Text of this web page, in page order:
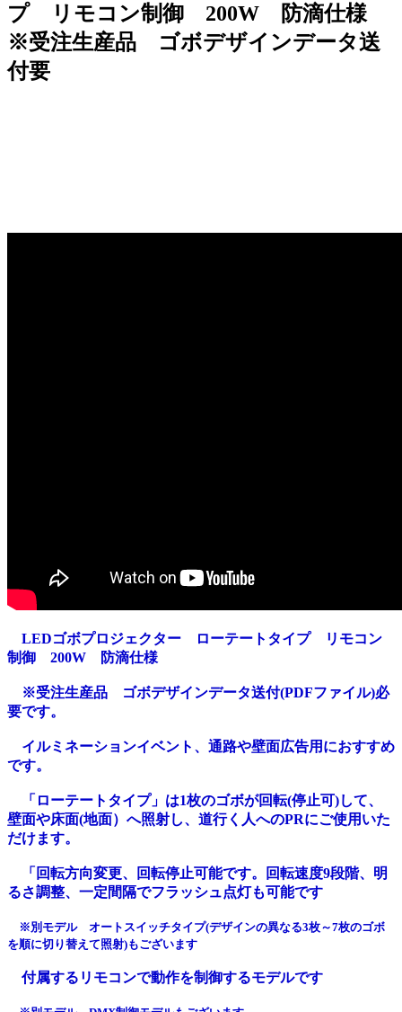
プ リモコン制御 200W 防滴仕様
※受注生産品 ゴボデザインデータ送
付要
LEDゴボプロジェクター ローテートタイプ リモコン
制御 200W 防滴仕様
※受注生産品 ゴボデザインデータ送付(PDFファイル)必
要です。
イルミネーションイベント、通路や壁面広告用におすすめ
です。
「ローテートタイプ」は1枚のゴボが回転(停止可)して、
壁面や床面(地面）へ照射し、道行く人へのPRにご使用いた
だけます。
「回転方向変更、回転停止可能です。回転速度9段階、明
るさ調整、一定間隔でフラッシュ点灯も可能です
※別モデル オートスイッチタイプ(デザインの異なる3枚～7枚のゴボ
を順に切り替えて照射)もございます
付属するリモコンで動作を制御するモデルです